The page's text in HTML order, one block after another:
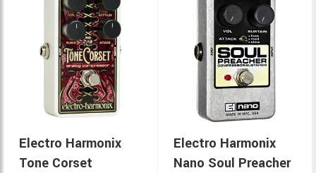
Electro Harmonix
Tone Corset
Electro Harmonix
Nano Soul Preacher